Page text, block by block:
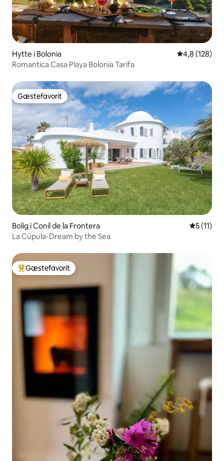
Hytte i Bolonia 4,8 ud af 5 i
4,8 (128)
Romantica Casa Playa Bolonia Tarifa
Gæstefavorit
Gæstefavorit
Bolig i Conil de la Frontera 5 ud af 5
5 (11)
La Cúpula-Dream by the Sea
Bedste gæstefavorit
Gæstefavorit